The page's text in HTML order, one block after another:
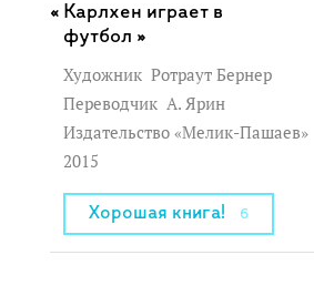
Карлхен играет в
футбол »
Художник Ротраут Бернер
Переводчик А. Ярин
Издательство «Мелик-Пашаев»
2015
Хорошая книга! 6